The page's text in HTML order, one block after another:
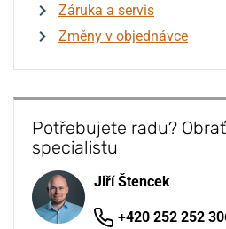
Záruka a servis
Změny v objednávce
Potřebujete radu?
specialistu
Jiří Štencek
+420 252 252